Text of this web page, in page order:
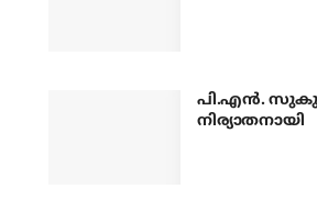
പി.എന്‍.
നിര്യാതനായി